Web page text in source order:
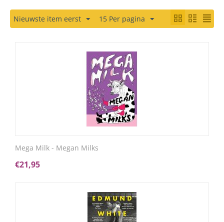
Nieuwste item eerst 15 Per pagina
Mega Milk - Megan Milks
€21,95